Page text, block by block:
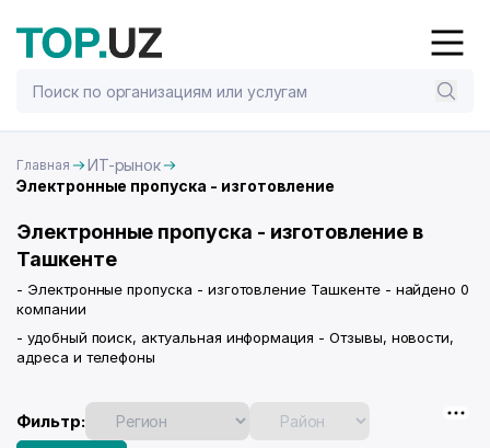
Главная
ИТ-рынок
Электронные пропуска - изготовление
Электронные пропуска - изготовление в
Ташкенте
- Электронные пропуска - изготовление Ташкенте - найдено 0
компании
- удобный поиск, актуальная информация - Отзывы, новости,
адреса и телефоны
Фильтр: